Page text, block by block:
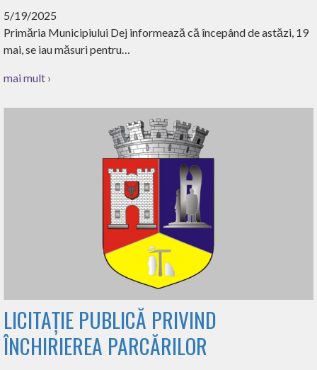
5/19/2025
Primăria Municipiului Dej informează că începând de astăzi, 19
mai, se iau măsuri pentru…
mai mult ›
LICITAȚIE PUBLICĂ PRIVIND
ÎNCHIRIEREA PARCĂRILOR